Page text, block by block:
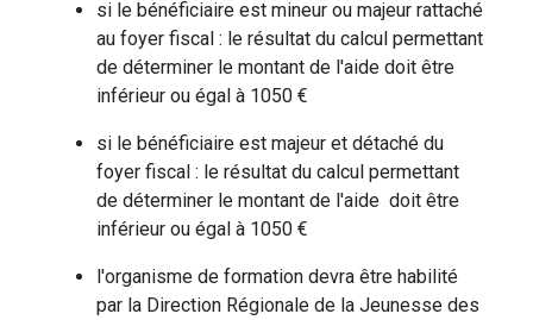
si le bénéficiaire est mineur ou majeur rattaché
au foyer fiscal : le résultat du calcul permettant
de déterminer le montant de l'aide doit être
inférieur ou égal à 1050 €
si le bénéficiaire est majeur et détaché du
foyer fiscal : le résultat du calcul permettant
de déterminer le montant de l'aide doit être
inférieur ou égal à 1050 €
l'organisme de formation devra être habilité
par la Direction Régionale de la Jeunesse des